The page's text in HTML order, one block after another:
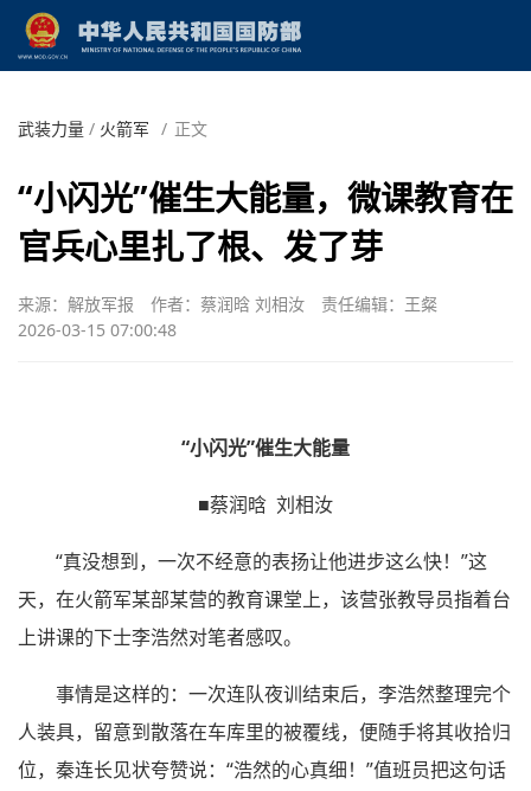
武装力量 / 火箭军 / 正文
“小闪光”催生大能量，微课教育在
官兵心里扎了根、发了芽
来源：解放军报 作者：蔡润晗 刘相汝
责任编辑：王粲
2026-03-15 07:00:48
“小闪光”催生大能量
■蔡润晗 刘相汝
“真没想到，一次不经意的表扬让他进步这么快！”这
天，在火箭军某部某营的教育课堂上，该营张教导员指着台
上讲课的下士李浩然对笔者感叹。
事情是这样的：一次连队夜训结束后，李浩然整理完个
人装具，留意到散落在车库里的被覆线，便随手将其收拾归
位，秦连长见状夸赞说：“浩然的心真细！”值班员把这句话